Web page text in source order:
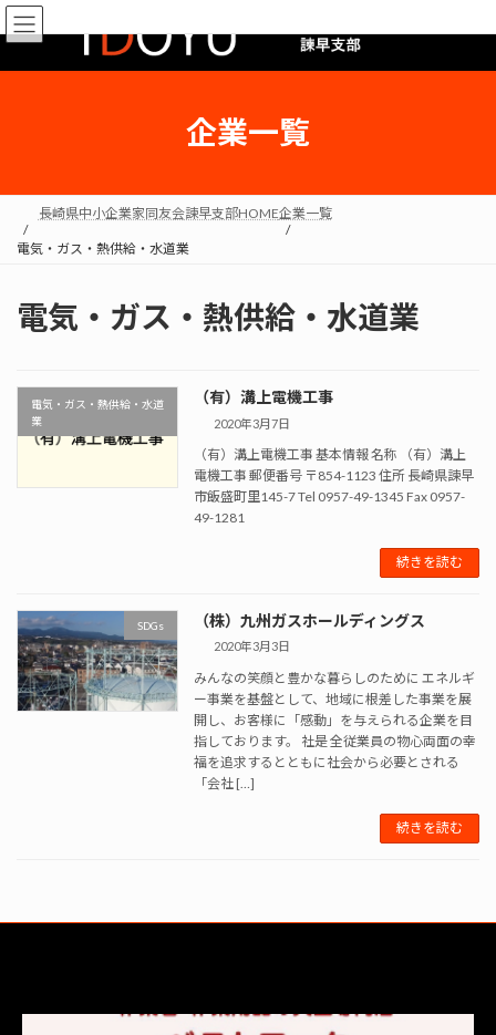
企業一覧
長崎県中小企業家同友会諫早支部HOME企業一覧
電気・ガス・熱供給・水道業
電気・ガス・熱供給・水道業
電気・ガス・熱供給・水道
業
（有）溝上電機工事
2020年3月7日
（有）溝上電機工事 基本情報 名称 （有）溝上
電機工事 郵便番号 〒854-1123 住所 長崎県諫早
市飯盛町里145-7 Tel 0957-49-1345 Fax 0957-
49-1281
続きを読む
SDGs （株）九州ガスホールディングス
2020年3月3日
みんなの笑顔と豊かな暮らしのために エネルギ
ー事業を基盤として、地域に根差した事業を展
開し、お客様に「感動」を与えられる企業を目
指しております。 社是 全従業員の物心両面の幸
福を追求するとともに社会から必要とされる
「会社 […]
続きを読む